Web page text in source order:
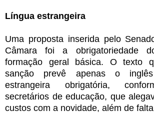
Língua estrangeira
Uma proposta inserida pelo
Câmara foi a obrigatoriedade
formação geral básica. O texto
sanção prevê apenas o
estrangeira obrigatória,
secretários de educação, que
custos com a novidade, além de